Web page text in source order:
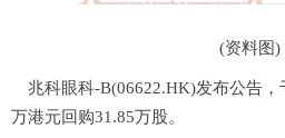
(资料图)
兆科眼科-B(06622.HK)发布公告，
万港元回购31.85万股。